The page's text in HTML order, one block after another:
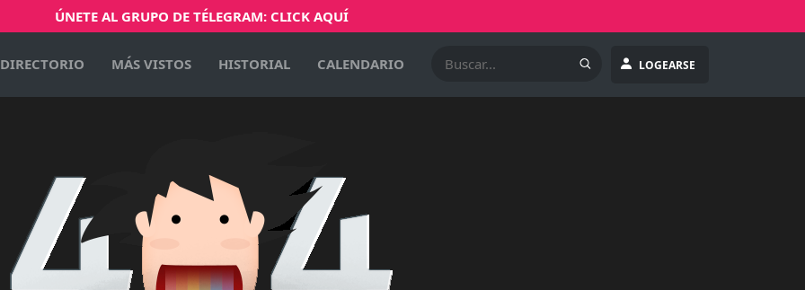
ÚNETE AL GRUPO DE TÉLEGRAM: CLICK AQUÍ
LOGEARSE
DIRECTORIO MÁS VISTOS HISTORIAL CALENDARIO